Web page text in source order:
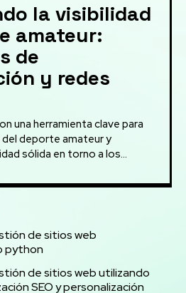
la visibilidad
amateur:
de
y redes
una herramienta clave para
del deporte amateur y
sólida en torno a los...
de sitios web
python
de sitios web utilizando
SEO y personalización